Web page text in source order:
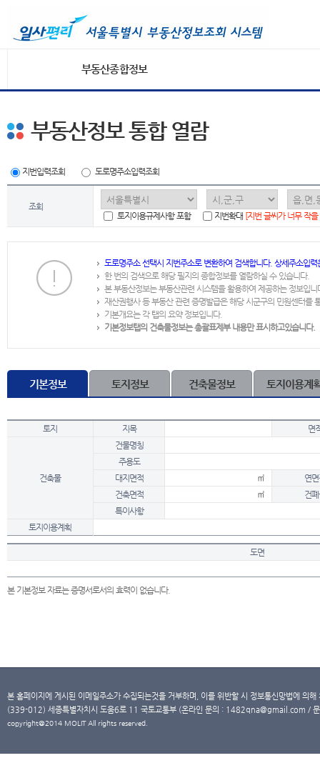
부동산종합정보
부동산정보 통합 열람
지번입력조회 도로명주소입력조회
조회
토지이용규제사항 포함
지번확대 [지번 글씨가 너무 작
도로명주소 선택시 지번주소로 변환하여 검색합니다. 상세주소입
한 번의 검색으로 해당 필지의 종합정보를 열람하실 수 있습니다.
본 부동산정보는 부동산관련 시스템을 활용하여 제공하는 정보입니
재산권행사 등 부동산 관련 증명발급은 해당 시군구의 민원센터를
기본개요는 각 탭의 요약 정보입니다.
기본정보탭의 건축물정보는 총괄표제부 내용만 표시하고있습니다.
기본정보 토지정보 건축물정보 토지이용계
토지 지목 면
건축물
건물명칭
주용도
대지면적
㎡
연
건축면적
㎡
건
특이사항
토지이용계획
도면
본 기본정보 자료는 증명서로서의 효력이 없습니다.
본 홈페이지에 게시된 이메일주소가 수집되는것을 거부하며, 이를 위반할 시 정보통신망법에 의
(339-012) 세종특별자치시 도움6로 11 국토교통부 (온라인 문의 : 1482qna@gmail.com /
copyright@2014 MOLIT All rights reserved.